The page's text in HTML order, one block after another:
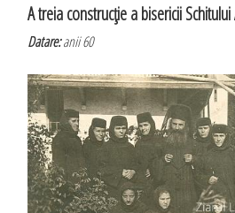
A treia construcţie a bisericii
Datare:anii 60